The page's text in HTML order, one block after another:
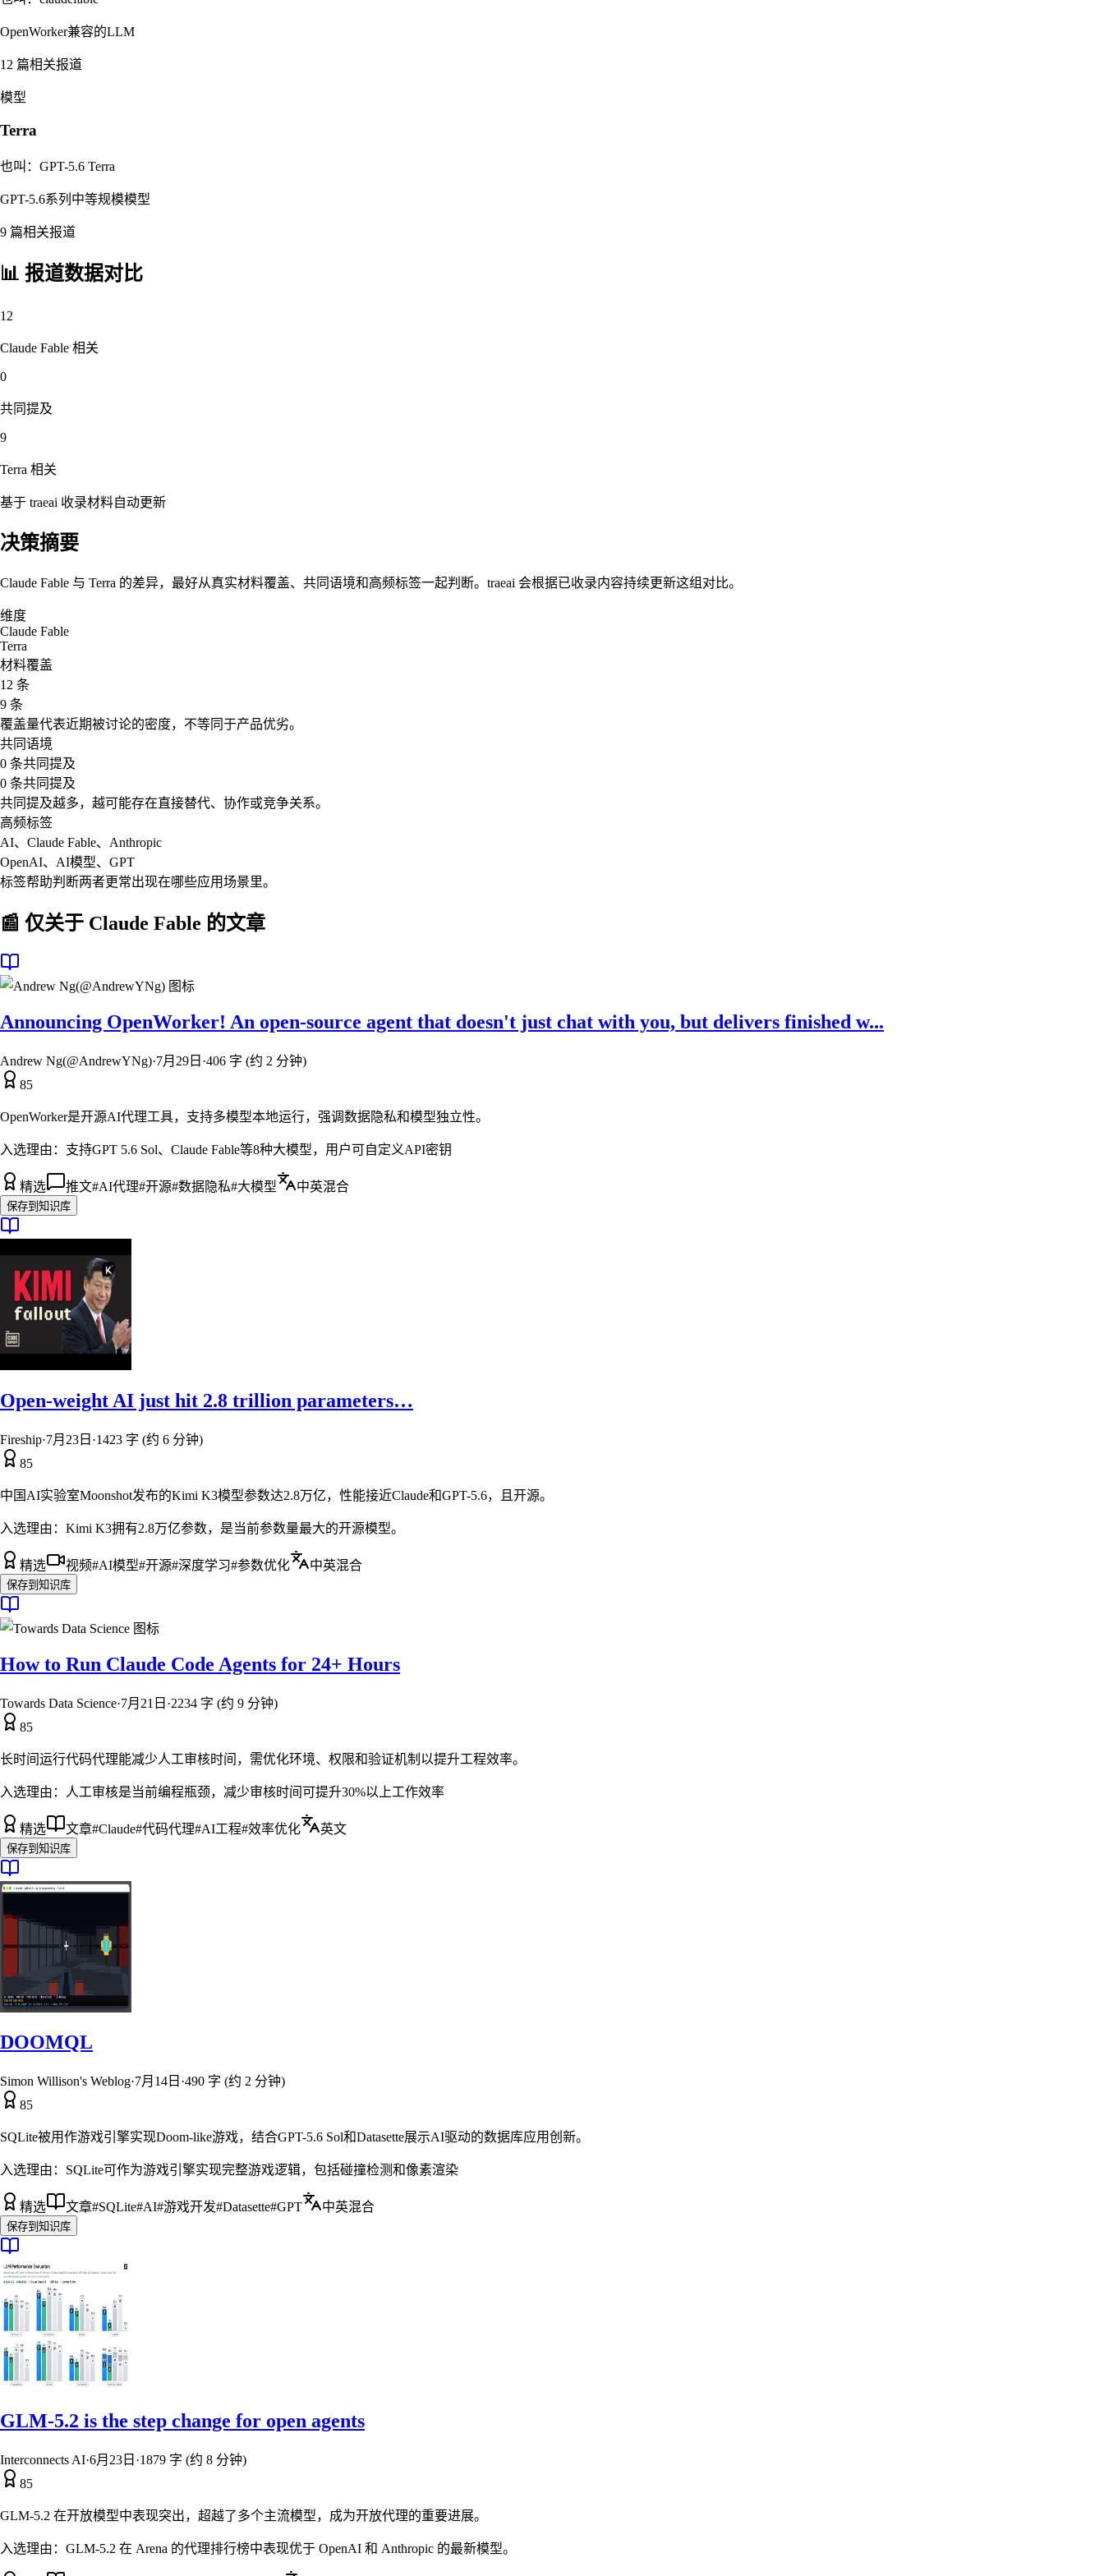
OpenWorker兼容的LLM
12 篇相关报道
模型
Terra
也叫： GPT-5.6 Terra
GPT-5.6系列中等规模模型
9 篇相关报道
📊 报道数据对比
12
Claude Fable 相关
0
共同提及
9
Terra 相关
基于 traeai 收录材料自动更新
决策摘要
Claude Fable 与 Terra 的差异，最好从真实材料覆盖、共同语境和高频标签一起判断。traeai 会根据已收录内容持续更新这组对比。
维度
Claude Fable
Terra
材料覆盖
12 条
9 条
覆盖量代表近期被讨论的密度，不等同于产品优劣。
共同语境
0 条共同提及
0 条共同提及
共同提及越多，越可能存在直接替代、协作或竞争关系。
高频标签
AI、Claude Fable、Anthropic
OpenAI、AI模型、GPT
标签帮助判断两者更常出现在哪些应用场景里。
📰 仅关于 Claude Fable 的文章
Announcing OpenWorker! An open-source agent that doesn't just chat with you, but delivers finished w...
Andrew Ng(@AndrewYNg)·7月29日 ·406 字 (约 2 分钟)
85
OpenWorker是开源AI代理工具，支持多模型本地运行，强调数据隐私和模型独立性。
入选理由： 支持GPT 5.6 Sol、Claude Fable等8种大模型，用户可自定义API密钥
精选 推文#AI代理#开源#数据隐私#大模型 中英混合
保存到知识库
Open-weight AI just hit 2.8 trillion parameters…
Fireship·7月23日 ·1423 字 (约 6 分钟)
85
中国AI实验室Moonshot发布的Kimi K3模型参数达2.8万亿，性能接近Claude和GPT-5.6，且开源。
入选理由： Kimi K3拥有2.8万亿参数，是当前参数量最大的开源模型。
精选 视频#AI模型#开源#深度学习#参数优化 中英混合
保存到知识库
How to Run Claude Code Agents for 24+ Hours
Towards Data Science·7月21日 ·2234 字 (约 9 分钟)
85
长时间运行代码代理能减少人工审核时间，需优化环境、权限和验证机制以提升工程效率。
入选理由： 人工审核是当前编程瓶颈，减少审核时间可提升30%以上工作效率
精选 文章#Claude#代码代理#AI工程#效率优化 英文
保存到知识库
DOOMQL
Simon Willison's Weblog·7月14日 ·490 字 (约 2 分钟)
85
SQLite被用作游戏引擎实现Doom-like游戏，结合GPT-5.6 Sol和Datasette展示AI驱动的数据库应用创新。
入选理由： SQLite可作为游戏引擎实现完整游戏逻辑，包括碰撞检测和像素渲染
精选 文章#SQLite#AI#游戏开发#Datasette#GPT 中英混合
保存到知识库
GLM-5.2 is the step change for open agents
Interconnects AI·6月23日 ·1879 字 (约 8 分钟)
85
GLM-5.2 在开放模型中表现突出，超越了多个主流模型，成为开放代理的重要进展。
入选理由： GLM-5.2 在 Arena 的代理排行榜中表现优于 OpenAI 和 Anthropic 的最新模型。